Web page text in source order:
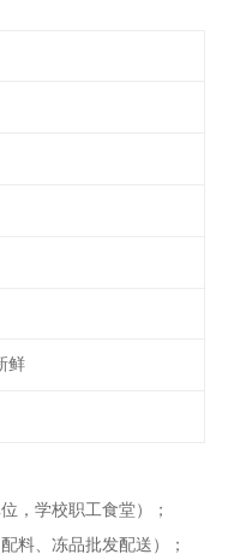
鲜
，学校职工食堂）；
料、冻品批发配送）；